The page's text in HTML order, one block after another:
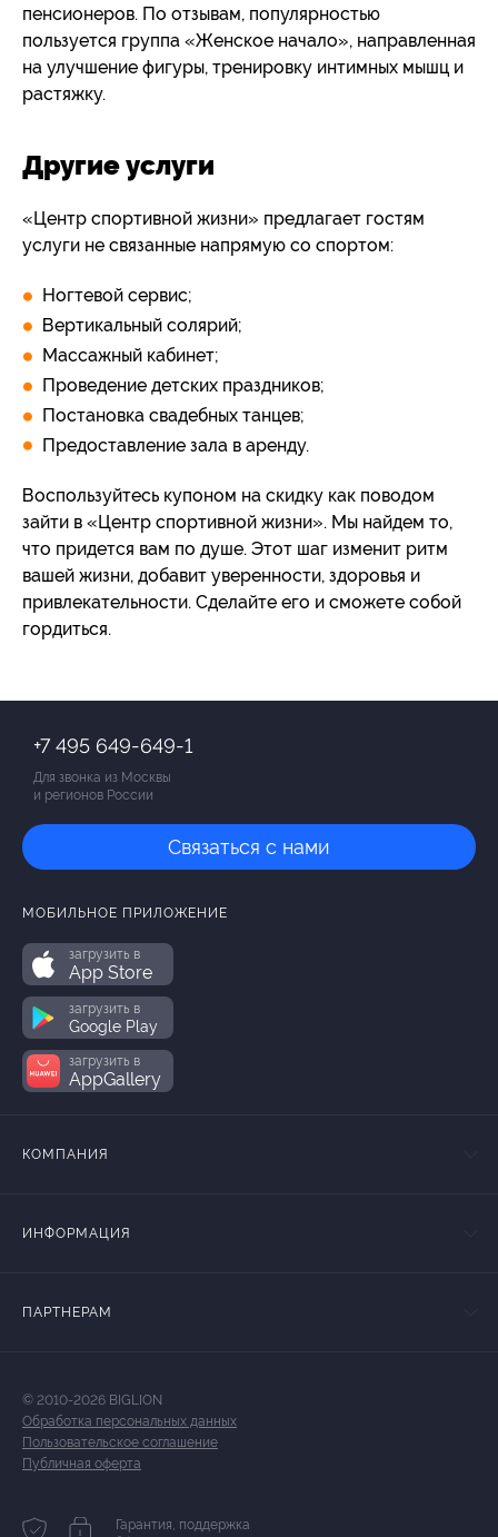
пенсионеров. По отзывам, популярностью
пользуется группа «Женское начало», направленная
на улучшение фигуры, тренировку интимных мышц и
растяжку.
Другие услуги
«Центр спортивной жизни» предлагает гостям
услуги не связанные напрямую со спортом:
Ногтевой сервис;
Вертикальный солярий;
Массажный кабинет;
Проведение детских праздников;
Постановка свадебных танцев;
Предоставление зала в аренду.
Воспользуйтесь купоном на скидку как поводом
зайти в «Центр спортивной жизни». Мы найдем то,
что придется вам по душе. Этот шаг изменит ритм
вашей жизни, добавит уверенности, здоровья и
привлекательности. Сделайте его и сможете собой
гордиться.
+7 495 649-649-1
Для звонка из Москвы
и регионов России
Связаться с нами
МОБИЛЬНОЕ ПРИЛОЖЕНИЕ
загрузить в
App Store
загрузить в
Google Play
загрузить в
AppGallery
КОМПАНИЯ
ИНФОРМАЦИЯ
ПАРТНЕРАМ
© 2010-2026 BIGLION
Обработка персональных данных
Пользовательское соглашение
Публичная оферта
Гарантия, поддержка